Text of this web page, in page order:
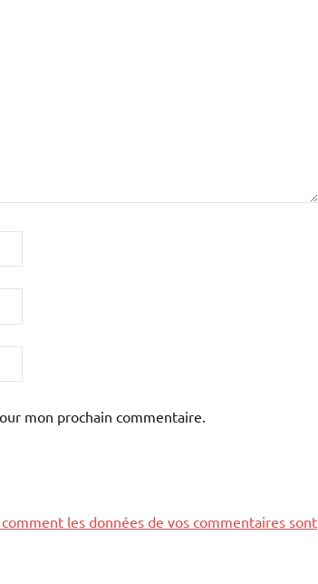
mon prochain commentaire.
les données de vos commentaires sont